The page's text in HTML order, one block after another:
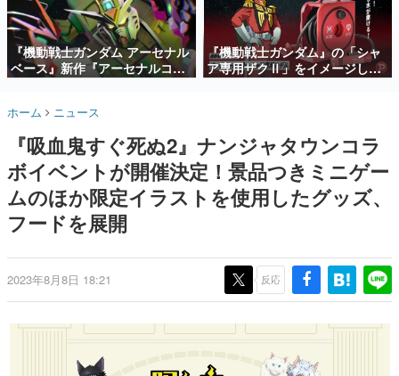
殿堂入り記事
SNS拡散数が数千以上！ ページビュー数万以上！ などな
ど。多くの人々に読まれた、電ファミ渾身の“殿堂入り”記
事をまとめました。
名作ゲームクリエイターの方々に製作時のエピソードをお
きます。
赫本
この物語を解いてはいけない。『赫本』は、〈試験問題〉
の形をした短編ホラー小説集です。
これからのデジタルゲーム市場を担う若きクリエイター達
の姿を追い、彼らのルーツと情熱を探っていきます。
ゲームに多大な影響を受けた作家さんに取材し、ゲームが
画です。
事だけでなくステージショーや
没入型のホラー体験も楽しめる
『機動戦士ガンダム アーセナル
ベース』新作『アーセナルコマ
ンダー』発表！8月28日からオ
年2月下旬に稼働予定
『機動戦士ガンダム』の「シャ
ア専用ザクⅡ」をイメージした
散水ホースリールが予約開始。
ホーム ニュース
『吸血鬼すぐ死ぬ2』ナンジャタウンコラ
ボイベントが開催決定！景品つきミニゲー
ムのほか限定イラストを使用したグッズ、
フードを展開
2023年8月8日 18:21 反応